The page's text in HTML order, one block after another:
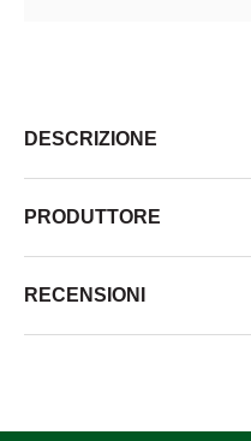
DESCRIZIONE
PRODUTTORE
RECENSIONI